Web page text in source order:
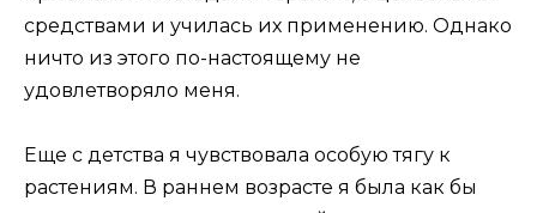
средствами и училась их применению. Однако
ничто из этого по-настоящему не
удовлетворяло меня.
Еще с детства я чувствовала особую тягу к
растениям. В раннем возрасте я была как бы